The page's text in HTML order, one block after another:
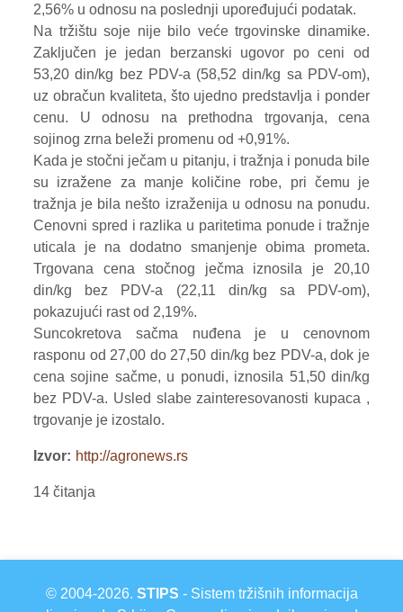
2,56% u odnosu na poslednji upoređujući podatak.
Na tržištu soje nije bilo veće trgovinske dinamike.
Zaključen je jedan berzanski ugovor po ceni od
53,20 din/kg bez PDV-a (58,52 din/kg sa PDV-om),
uz obračun kvaliteta, što ujedno predstavlja i ponder
cenu. U odnosu na prethodna trgovanja, cena
sojinog zrna beleži promenu od +0,91%.
Kada je stočni ječam u pitanju, i tražnja i ponuda bile
su izražene za manje količine robe, pri čemu je
tražnja je bila nešto izraženija u odnosu na ponudu.
Cenovni spred i razlika u paritetima ponude i tražnje
uticala je na dodatno smanjenje obima prometa.
Trgovana cena stočnog ječma iznosila je 20,10
din/kg bez PDV-a (22,11 din/kg sa PDV-om),
pokazujući rast od 2,19%.
Suncokretova sačma nuđena je u cenovnom
rasponu od 27,00 do 27,50 din/kg bez PDV-a, dok je
cena sojine sačme, u ponudi, iznosila 51,50 din/kg
bez PDV-a. Usled slabe zainteresovanosti kupaca ,
trgovanje je izostalo.
Izvor http://agronews.rs
14 čitanja
© 2004-2026. STIPS - Sistem tržišnih informacija